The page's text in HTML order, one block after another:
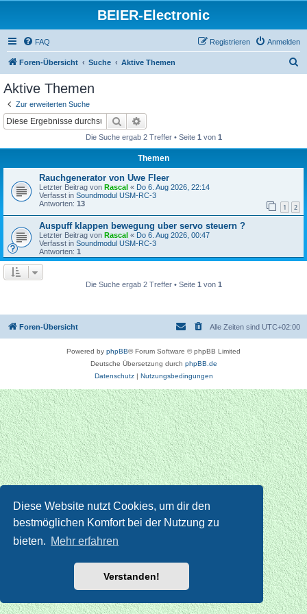
Diese Website nutzt Cookies, um dir den
bestmöglichen Komfort bei der Nutzung zu
bieten. Mehr erfahren
Verstanden!
BEIER-Electronic
FAQ Anmelden
Registrieren
Foren-Übersicht Suche Aktive Themen
Aktive Themen
Zur erweiterten Suche
Suche
Die Suche ergab 2 Treffer • Seite 1 von 1
Themen
Rauchgenerator von Uwe Fleer
Letzter Beitrag von Rascal « Do 6. Aug 2026, 22:14
Verfasst in Soundmodul USM-RC-3
Antworten: 13 1 2
Auspuff klappen bewegung uber servo steuern ?
Letzter Beitrag von Rascal « Do 6. Aug 2026, 00:47
Verfasst in Soundmodul USM-RC-3
Antworten: 1
Die Suche ergab 2 Treffer • Seite 1 von 1
Foren-Übersicht Alle Zeiten sind UTC+02:00
Powered by phpBB® Forum Software © phpBB Limited
Deutsche Übersetzung durch phpBB.de
Datenschutz| Nutzungsbedingungen